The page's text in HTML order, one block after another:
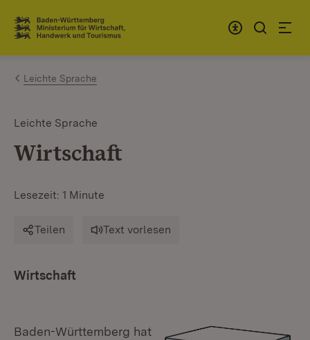
Zum Inhalt springen
Link zur Startseite
Leichte Sprache
Leichte Sprache
Wirtschaft
Lesezeit: 1 Minute
Teilen Text vorlesen
Wirtschaft
Baden-Württemberg hat